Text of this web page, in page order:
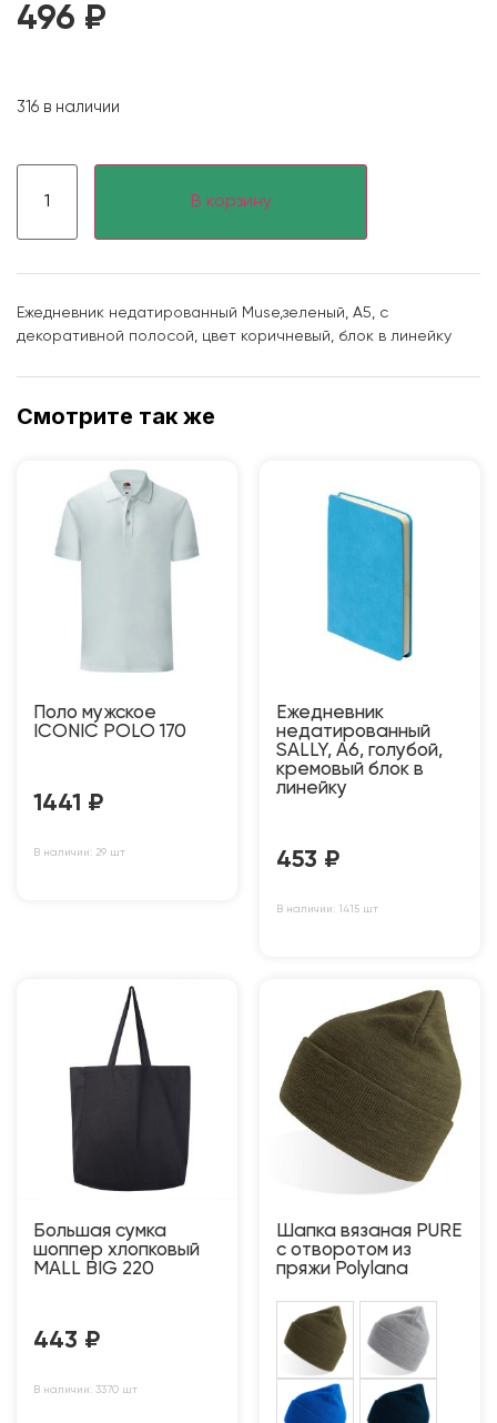
496 ₽
316 в наличии
В корзину
Ежедневник недатированный Muse,зеленый, А5, с
декоративной полосой, цвет коричневый, блок в линейку
Смотрите так же
Поло мужское
ICONIC POLO 170
1441 ₽
В наличии: 29 шт
Ежедневник
недатированный
SALLY, A6, голубой,
кремовый блок в
линейку
453 ₽
В наличии: 1415 шт
Большая сумка
шоппер хлопковый
MALL BIG 220
443 ₽
В наличии: 3370 шт
Шапка вязаная PURE
с отворотом из
пряжи Polylana